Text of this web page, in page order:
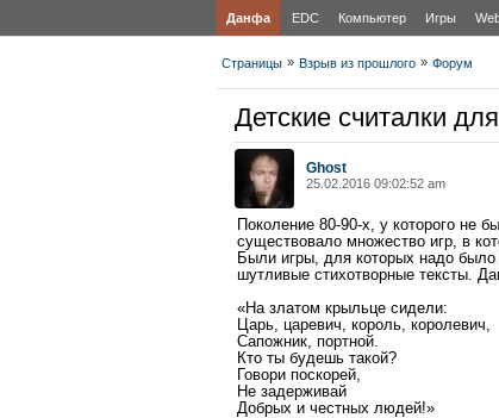
Данфа EDC Компьютер Игры
Страницы » Взрыв из прошлого » Форум
Детские считалки
Ghost
25.02.2016 09:02:52 am
Поколение 80-90-х, у которого не
существовало множество игр, в
Были игры, для которых надо
шутливые стихотворные тексты.
«На златом крыльце сидели:
Царь, царевич, король, королевич,
Сапожник, портной.
Кто ты будешь такой?
Говори поскорей,
Не задерживай
Добрых и честных людей!»